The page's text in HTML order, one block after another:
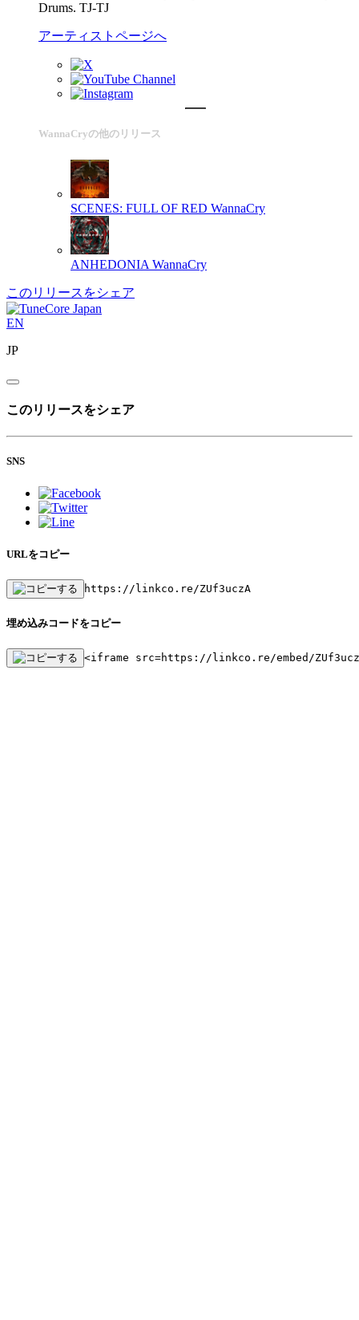
Drums. TJ-TJ
アーティストページへ
WannaCryの他のリリース
SCENES: FULL OF RED WannaCry
ANHEDONIA WannaCry
このリリースをシェア
EN
JP
このリリースをシェア
SNS
URLをコピー
https://linkco.re/ZUf3uczA
埋め込みコードをコピー
<iframe src=https://linkco.re/embed/